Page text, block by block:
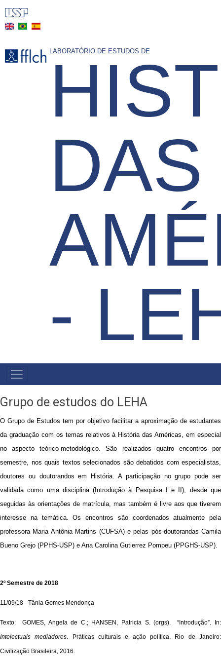
Pular
conteúdo
principal
LABORATÓRIO DE ESTUDOS DE
DAS
-
NAVEGAÇÃO
PRINCIPAL
Grupo de estudos do LEHA
O Grupo de Estudos tem por objetivo facilitar a aproximação de estudantes
da graduação com os temas relativos à História das Américas, em especial
no aspecto teórico-metodológico. São realizados quatro encontros por
semestre, nos quais textos selecionados são debatidos com especialistas,
doutores ou doutorandos em História. A participação no grupo pode ser
validada como uma disciplina (Introdução à Pesquisa I e II), desde que
seguidas às orientações de matrícula, mas também é livre aos que tiverem
interesse na temática. Os encontros são coordenados atualmente pela
professora Maria Antônia Martins (CUFSA) e pelas pós-doutorandas Camila
Bueno Grejo (PPHS-USP) e Ana Carolina Gutierrez Pompeu (PPGHS-USP).
2º Semestre de 2018
11/09/18 - Tânia Gomes Mendonça
Texto: GOMES, Angela de C.; HANSEN, Patricia S. (orgs). “Introdução”. In:
Intelectuais mediadores . Práticas culturais e ação política. Rio de Janeiro:
Civilização Brasileira, 2016.